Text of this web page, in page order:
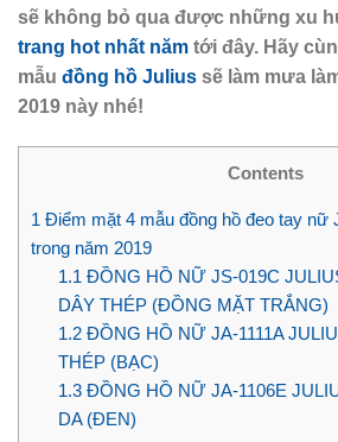
sẽ không bỏ qua được những xu
trang hot nhất năm tới đây. Hãy
mẫu đồng hồ Julius sẽ làm mưa
2019 này nhé!
Contents
1 Điểm mặt 4 mẫu đồng hồ đeo tay nữ
trong năm 2019
1.1 ĐỒNG HỒ NỮ JS-019C
DÂY THÉP (ĐỒNG MẶT TRẮNG)
1.2ĐỒNG HỒ NỮ JA-1111A
THÉP (BẠC)
1.3ĐỒNG HỒ NỮ JA-1106E
DA (ĐEN)